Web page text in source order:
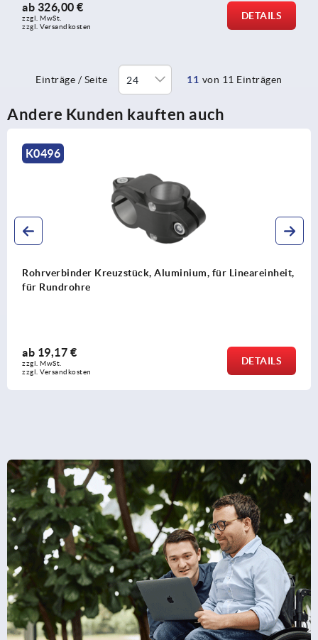
ab 326,00 €
zzgl. MwSt.
zzgl. Versandkosten
DETAILS
Einträge / Seite 11 von 11 Einträgen
Andere Kunden kauften auch
K0496
Rohrverbinder Kreuzstück, Aluminium, für Lineareinheit,
für Rundrohre
ab 19,17 €
zzgl. MwSt.
zzgl. Versandkosten
DETAILS